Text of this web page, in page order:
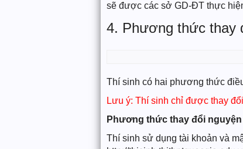
sẽ được các sở GD-ĐT thực
4. Phương thức thay
Thí sinh có hai phương thức
Lưu ý: Thí sinh chỉ được thay
Phương thức thay đổi
Thí sinh sử dụng tài khoản và